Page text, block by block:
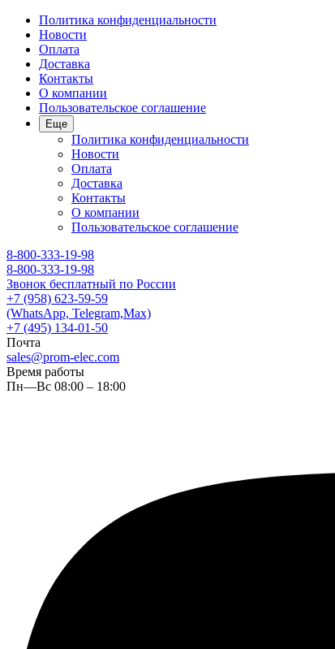
Политика конфиденциальности
Новости
Оплата
Доставка
Контакты
О компании
Пользовательское соглашение
Еще
Политика конфиденциальности
Новости
Оплата
Доставка
Контакты
О компании
Пользовательское соглашение
8-800-333-19-98
8-800-333-19-98
Звонок бесплатный по России
+7 (958) 623-59-59
(WhatsApp, Telegram,Max)
+7 (495) 134-01-50
Почта
sales@prom-elec.com
Время работы
Пн—Вс 08:00 – 18:00